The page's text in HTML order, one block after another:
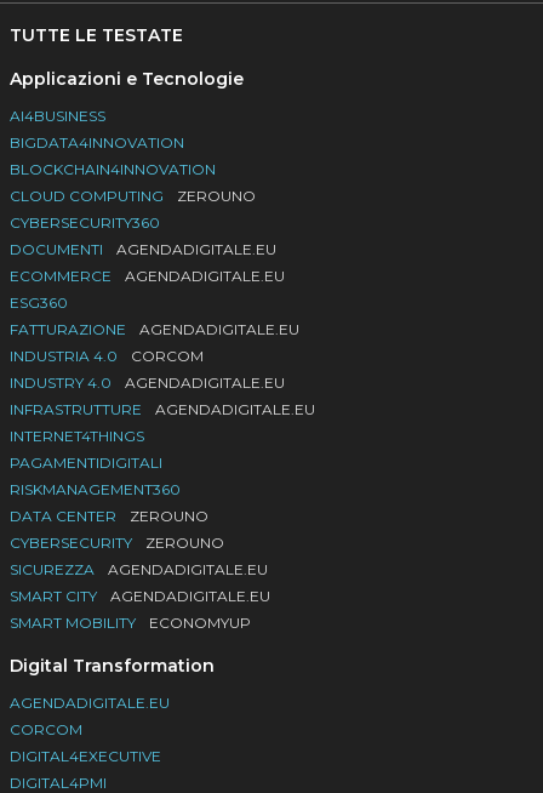
TUTTE LE TESTATE
Applicazioni e Tecnologie
AI4BUSINESS
BIGDATA4INNOVATION
BLOCKCHAIN4INNOVATION
CLOUD COMPUTING
ZEROUNO
CYBERSECURITY360
DOCUMENTI
AGENDADIGITALE.EU
ECOMMERCE
AGENDADIGITALE.EU
ESG360
FATTURAZIONE
AGENDADIGITALE.EU
INDUSTRIA 4.0
CORCOM
INDUSTRY 4.0
AGENDADIGITALE.EU
INFRASTRUTTURE
AGENDADIGITALE.EU
INTERNET4THINGS
PAGAMENTIDIGITALI
RISKMANAGEMENT360
DATA CENTER
ZEROUNO
CYBERSECURITY
ZEROUNO
SICUREZZA
AGENDADIGITALE.EU
SMART CITY
AGENDADIGITALE.EU
SMART MOBILITY
ECONOMYUP
Digital Transformation
AGENDADIGITALE.EU
CORCOM
DIGITAL4EXECUTIVE
DIGITAL4PMI